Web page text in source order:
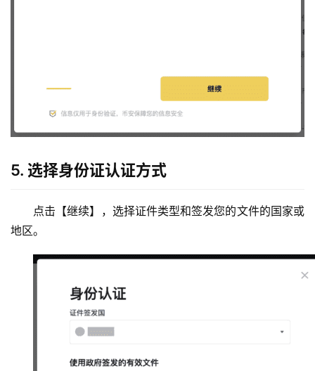
5. 选择身份证认证方式
点击【继续】，选择证件类型和签发您的文件的国家或
地区。